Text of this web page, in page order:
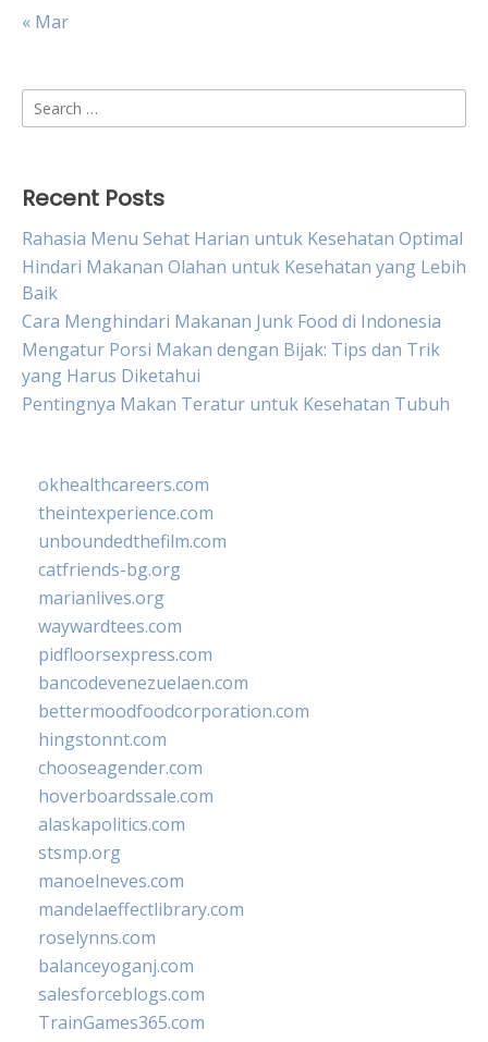
« Mar
Search
for:
Recent Posts
Rahasia Menu Sehat Harian untuk Kesehatan Optimal
Hindari Makanan Olahan untuk Kesehatan yang Lebih
Baik
Cara Menghindari Makanan Junk Food di Indonesia
Mengatur Porsi Makan dengan Bijak: Tips dan Trik
yang Harus Diketahui
Pentingnya Makan Teratur untuk Kesehatan Tubuh
okhealthcareers.com
theintexperience.com
unboundedthefilm.com
catfriends-bg.org
marianlives.org
waywardtees.com
pidfloorsexpress.com
bancodevenezuelaen.com
bettermoodfoodcorporation.com
hingstonnt.com
chooseagender.com
hoverboardssale.com
alaskapolitics.com
stsmp.org
manoelneves.com
mandelaeffectlibrary.com
roselynns.com
balanceyoganj.com
salesforceblogs.com
TrainGames365.com